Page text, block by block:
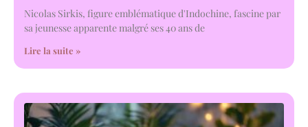
Nicolas Sirkis, figure emblématique d'Indochine, fascine par
sa jeunesse apparente malgré ses 40 ans de
Lire la suite »